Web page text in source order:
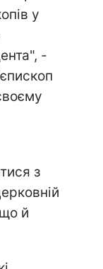
у
-
з
й